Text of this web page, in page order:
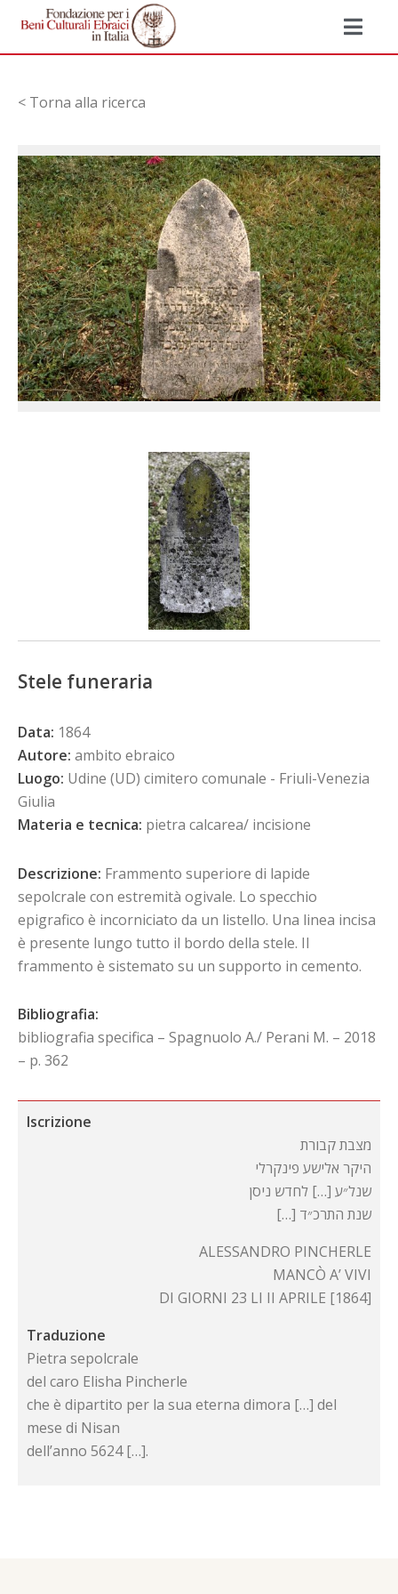
< Torna alla ricerca
Stele funeraria
Data: 1864
Autore: ambito ebraico
Luogo: Udine (UD) cimitero comunale - Friuli-Venezia
Giulia
Materia e tecnica: pietra calcarea/ incisione
Descrizione: Frammento superiore di lapide
sepolcrale con estremità ogivale. Lo specchio
epigrafico è incorniciato da un listello. Una linea incisa
è presente lungo tutto il bordo della stele. Il
frammento è sistemato su un supporto in cemento.
Bibliografia:
bibliografia specifica – Spagnuolo A./ Perani M. – 2018
– p. 362
Iscrizione
מצבת קבורת
היקר אלישע פינקרלי
שנל״ע […] לחדש ניסן
[…] שנת התרכ״ד
ALESSANDRO PINCHERLE
MANCÒ A’ VIVI
DI GIORNI 23 LI II APRILE [1864]
Traduzione
Pietra sepolcrale
del caro Elisha Pincherle
che è dipartito per la sua eterna dimora […] del
mese di Nisan
dell’anno 5624 […].